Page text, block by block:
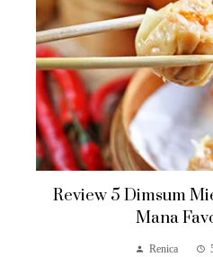
Review 5 Dimsum
Mana
Renica